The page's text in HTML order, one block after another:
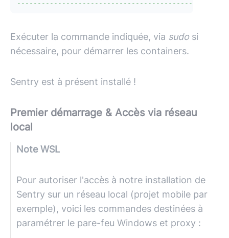
Exécuter la commande indiquée, via sudo si
nécessaire, pour démarrer les containers.
Sentry est à présent installé !
Premier démarrage & Accès via réseau
local
Note WSL
Pour autoriser l'accès à notre installation de
Sentry sur un réseau local (projet mobile par
exemple), voici les commandes destinées à
paramétrer le pare-feu Windows et proxy :